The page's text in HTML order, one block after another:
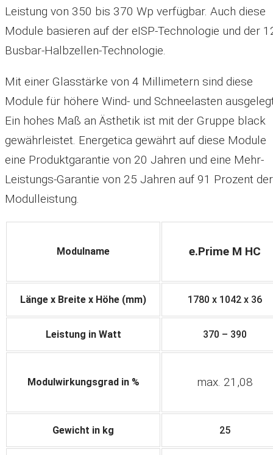
Leistung von 350 bis 370 Wp verfügbar. Auch diese
Module basieren auf der eISP-Technologie und der
Busbar-Halbzellen-Technologie.
Mit einer Glasstärke von 4 Millimetern sind diese
Module für höhere Wind- und Schneelasten
Ein hohes Maß an Ästhetik ist mit der Gruppe black
gewährleistet. Energetica gewährt auf diese Module
eine Produktgarantie von 20 Jahren und eine Mehr-
Leistungs-Garantie von 25 Jahren auf 91 Prozent der
Modulleistung.
Modulname e.Prime M HC
Länge x Breite x Höhe (mm) 1780 x 1042 x 36
Leistung in Watt 370 – 390
Modulwirkungsgrad in % max. 21,08
Gewicht in kg 25